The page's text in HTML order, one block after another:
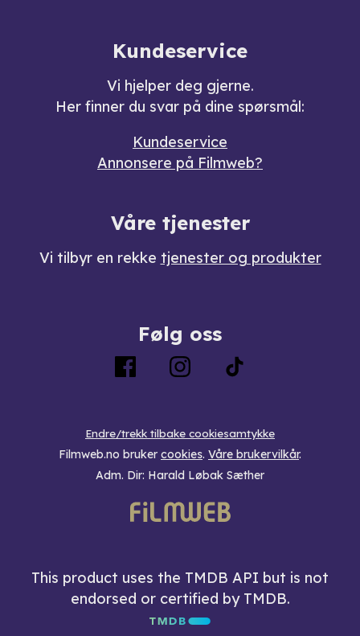
Kundeservice
Vi hjelper deg gjerne.
Her finner du svar på dine spørsmål:
Kundeservice
Annonsere på Filmweb?
Våre tjenester
Vi tilbyr en rekke tjenester og produkter
Følg oss
Endre/trekk tilbake cookiesamtykke
Filmweb.no bruker cookies. Våre brukervilkår.
Adm. Dir: Harald Løbak Sæther
This product uses the TMDB API but is not
endorsed or certified by TMDB.